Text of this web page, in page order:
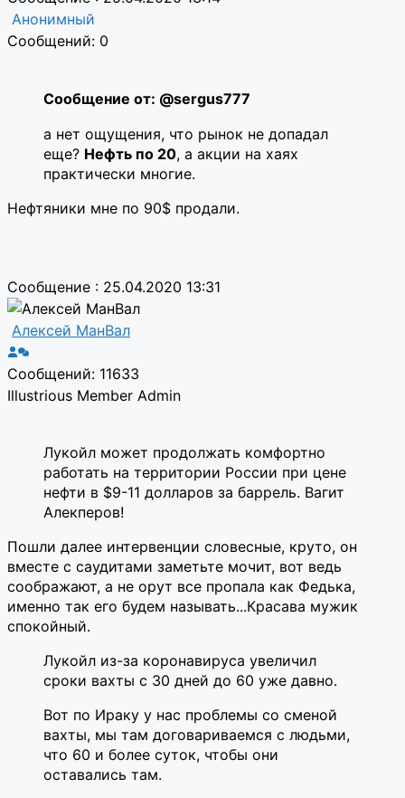
Анонимный
Сообщений: 0
Сообщение от: @sergus777
а нет ощущения, что рынок не допадал
еще? Нефть по 20, а акции на хаях
практически многие.
Нефтяники мне по 90$ продали.
Сообщение : 25.04.2020 13:31
Алексей МанВал
Сообщений: 11633
Illustrious Member Admin
Лукойл может продолжать комфортно
работать на территории России при цене
нефти в $9-11 долларов за баррель. Вагит
Алекперов!
Пошли далее интервенции словесные, круто, он
вместе с саудитами заметьте мочит, вот ведь
соображают, а не орут все пропала как Федька,
именно так его будем называть...Красава мужик
спокойный.
Лукойл из-за коронавируса увеличил
сроки вахты с 30 дней до 60 уже давно.
Вот по Ираку у нас проблемы со сменой
вахты, мы там договариваемся с людьми,
что 60 и более суток, чтобы они
оставались там.